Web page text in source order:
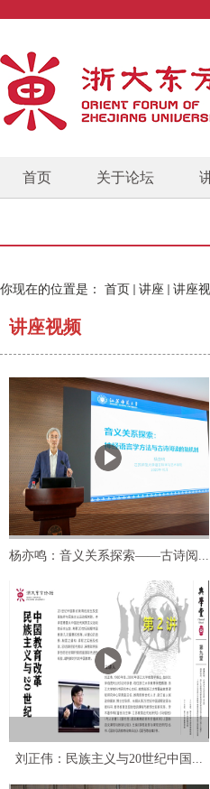
首页 关于论坛
你现在的位置是： 首页 讲座 讲座
讲座视频
杨亦鸣：音义关系探索——古诗阅...
刘正伟：民族主义与20世纪中国...